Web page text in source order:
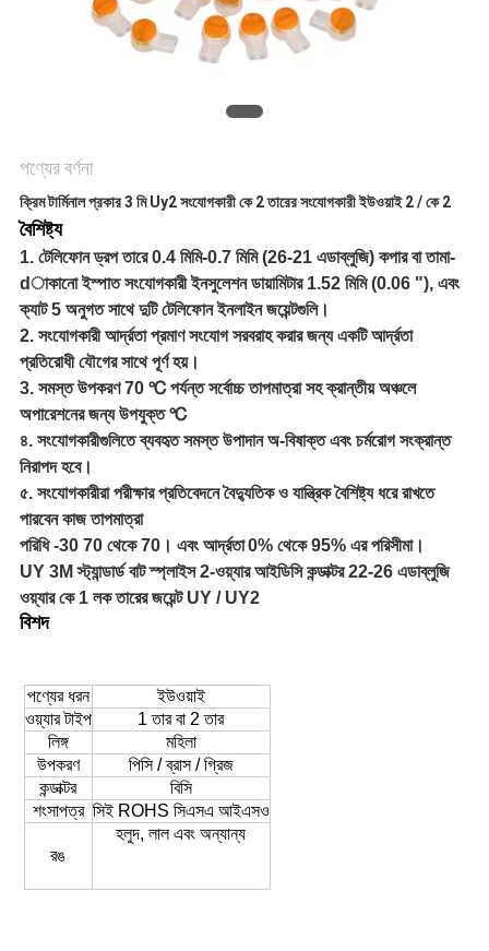
গোপনীয়তা
পণ্যের বর্ণনা
ক্রিম টার্মিনাল প্রকার 3 মি Uy2 সংযোগকারী কে 2 তারের সংযোগকারী ইউওয়াই 2 / কে 2
বৈশিষ্ট্য
1. টেলিফোন ড্রপ তারে 0.4 মিমি-0.7 মিমি (26-21 এডাব্লুজি) কপার বা তামা-
dাকানো ইস্পাত সংযোগকারী ইনসুলেশন ডায়ামিটার 1.52 মিমি (0.06 "), এবং
ক্যাট 5 অনুগত সাথে দুটি টেলিফোন ইনলাইন জয়েন্টগুলি।
2. সংযোগকারী আর্দ্রতা প্রমাণ সংযোগ সরবরাহ করার জন্য একটি আর্দ্রতা
প্রতিরোধী যৌগের সাথে পূর্ণ হয়।
3. সমস্ত উপকরণ 70 ℃ পর্যন্ত সর্বোচ্চ তাপমাত্রা সহ ক্রান্তীয় অঞ্চলে
অপারেশনের জন্য উপযুক্ত ℃
৪. সংযোগকারীগুলিতে ব্যবহৃত সমস্ত উপাদান অ-বিষাক্ত এবং চর্মরোগ সংক্রান্ত
নিরাপদ হবে।
৫. সংযোগকারীরা পরীক্ষার প্রতিবেদনে বৈদ্যুতিক ও যান্ত্রিক বৈশিষ্ট্য ধরে রাখতে
পারবেনকাজ তাপমাত্রা
পরিধি -30 70 থেকে 70। এবং আর্দ্রতা0% থেকে 95% এর পরিসীমা।
UY 3M স্ট্যান্ডার্ড বাট স্প্লাইস 2-ওয়্যার আইডিসি কন্ডাক্টর 22-26 এডাব্লুজি
ওয়্যার কে 1 লক তারের জয়েন্ট UY / UY2
বিশদ
পণ্যের ধরন
ইউওয়াই
ওয়্যার টাইপ
1 তার বা 2 তার
লিঙ্গ
মহিলা
উপকরণ
পিসি / ব্রাস / গ্রিজ
কন্ডাক্টর
বিসি
শংসাপত্র সিই ROHS সিএসএ আইএসও
রঙ
হলুদ, লাল এবং অন্যান্য